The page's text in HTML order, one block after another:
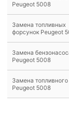
Peugeot 5008
Замена топливных
форсунок Peugeot
Замена
Peugeot 5008
Замена топливного
Peugeot 5008